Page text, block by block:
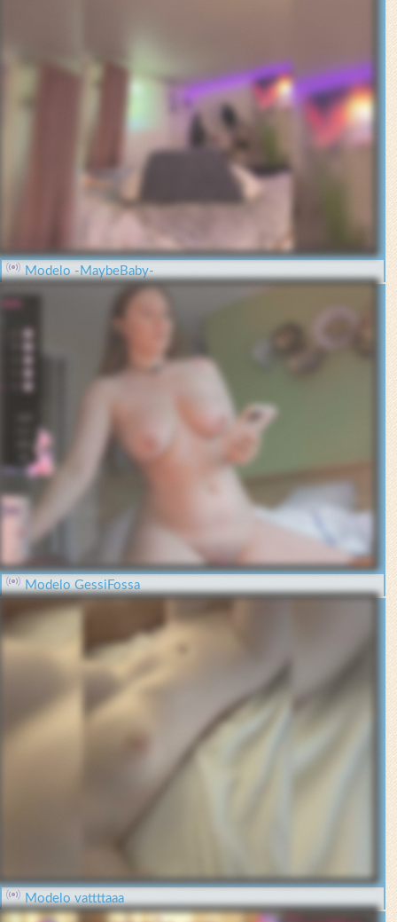
Modelo -MaybeBaby-
Modelo GessiFossa
Modelo vattttaaa